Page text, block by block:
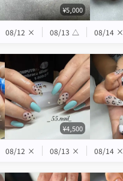
¥5,000
08/12 × 08/13 △ 08/14 ×
¥4,500
08/12 × 08/13 × 08/14 ×